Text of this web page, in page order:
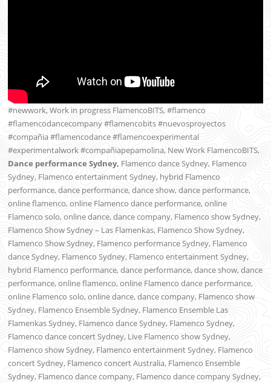
#newwork, Work in progress FlamencoBITS, #flamenco
#flamencodancecompany #flamencobits #nuevosproyectos
#compañia #flamencodance #flamencoexperimental
#experimentalwork #compañiapepamolina, New Work FlamencoBITS,
Dance performance Sydney, Flamenco dance Sydney, Flamenco
Sydney, Flamenco entertainment Sydney, hybrid Flamenco
performance, dance performance, dance show, dance performance,
online flamenco, online Flamenco dance performance, online
Flamenco solo, online dance, dance company, Flamenco show Sydney,
Flamenco Show Sydney – Las Flamenkas, Flamenco Show Sydney,
Flamenco Show Sydney, Flamenco performance Sydney, Flamenco
dance Sydney, Flamenco Sydney, Flamenco entertainment Sydney,
hybrid Flamenco performance, dance performance, dance show, dance
performance, online flamenco, online Flamenco dance performance,
online Flamenco solo, online dance, dance company, Flamenco show
Sydney, Flamenco Ensemble Sydney, Flamenco Ensemble Las
Flamenkas Sydney, Flamenco dance Sydney, Flamenco Sydney,
Flamenco dance concert Sydney, Live Flamenco show Sydney,
Flamenco show Sydney, Flamenco entertainment Sydney, Flamenco
concert Sydney, Flamenco concert Australia, Flamenco Ensemble
Sydney, Flamenco dance company, Flamenco dance company Sydney,